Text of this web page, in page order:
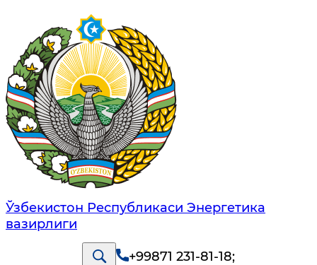
Ўзбекистон Республикаси Энергетика
вазирлиги
+99871 231-81-18;